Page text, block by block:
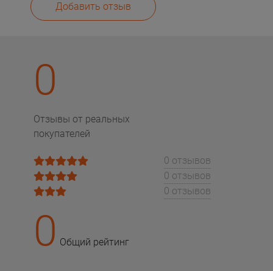
Добавить отзыв
0
Отзывы от реальных
покупателей
0 отзывов
0 отзывов
0 отзывов
0 Общий рейтинг